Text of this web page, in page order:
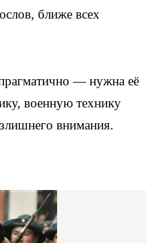
ближе всех
— нужна её
военную технику
внимания.